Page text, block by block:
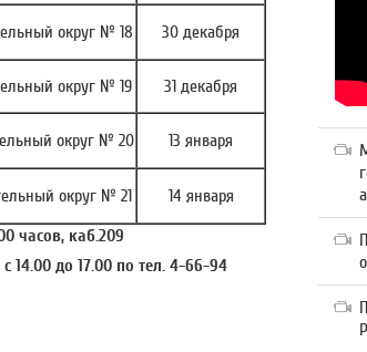
округ № 18 30 декабря
округ № 19 31 декабря
округ № 20 13 января
округ № 21
14 января
часов, каб.209
14.00 до 17.00 по тел. 4-66-94